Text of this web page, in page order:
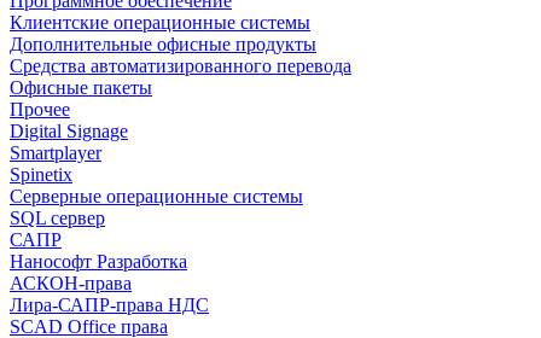
Клиентские операционные системы
Дополнительные офисные продукты
Средства автоматизированного перевода
Офисные пакеты
Прочее
Digital Signage
Smartplayer
Spinetix
Серверные операционные системы
SQL сервер
САПР
Нанософт Разработка
АСКОН-права
Лира-САПР-права НДС
SCAD Office права